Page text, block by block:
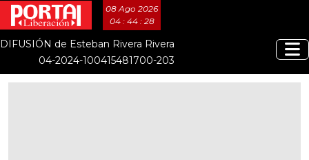
08 Ago 2026
04 : 44 : 29
DIFUSIÓN de Esteban Rivera Rivera
04-2024-100415481700-203